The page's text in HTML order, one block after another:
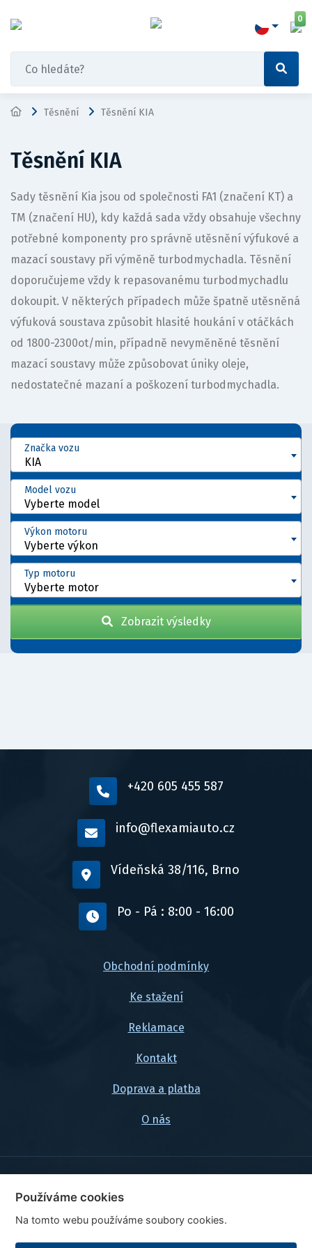
0
Těsnění Těsnění KIA
Těsnění KIA
Sady těsnění Kia jsou od společnosti FA1 (značení KT) a
TM (značení HU), kdy každá sada vždy obsahuje všechny
potřebné komponenty pro správně utěsnění výfukové a
mazací soustavy při výměně turbodmychadla. Těsnění
doporučujeme vždy k repasovanému turbodmychadlu
dokoupit. V některých případech může špatně utěsněná
výfuková soustava způsobit hlasité houkání v otáčkách
od 1800-2300ot/min, případně nevyměněné těsnění
mazací soustavy může způsobovat úniky oleje,
nedostatečné mazaní a poškození turbodmychadla.
KIA
Značka vozu
Vyberte model
Model vozu
Vyberte výkon
Výkon motoru
Vyberte motor
Typ motoru
Zobrazit výsledky
+420 605 455 587
info@flexamiauto.cz
Vídeňská 38/116, Brno
Po - Pá : 8:00 - 16:00
Obchodní podmínky
Ke stažení
Reklamace
Kontakt
Doprava a platba
O nás
© 2026, FlexaMi Auto s.r.o.
Ceny jsou uvedeny vč. DPH
Používáme cookies
Na tomto webu používáme soubory cookies.